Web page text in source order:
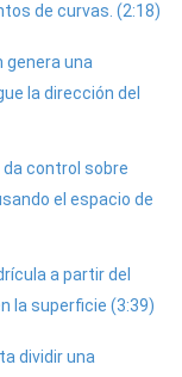
de curvas. (2:18)
genera una
la dirección del
control sobre
el espacio de
a partir del
la superficie (3:39)
dividir una